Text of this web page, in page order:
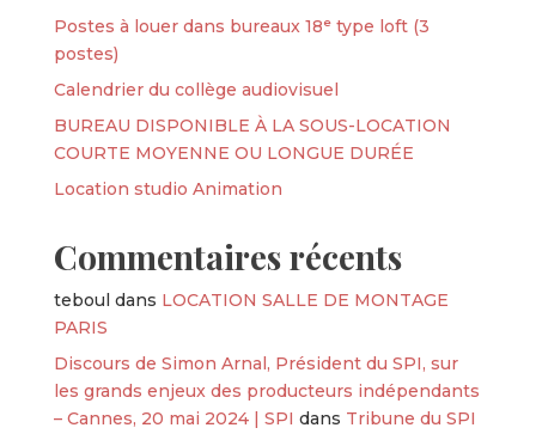
Postes à louer dans bureaux 18ᵉ type loft (3
postes)
Calendrier du collège audiovisuel
BUREAU DISPONIBLE À LA SOUS-LOCATION
COURTE MOYENNE OU LONGUE DURÉE
Location studio Animation
Commentaires récents
teboul dans LOCATION SALLE DE MONTAGE
PARIS
Discours de Simon Arnal, Président du SPI, sur
les grands enjeux des producteurs indépendants
– Cannes, 20 mai 2024 | SPI dans Tribune du SPI